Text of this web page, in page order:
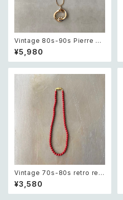
Vintage 80s-90s Pierre ca
rdin crystal bijou bicolor g
eometric necklace レトロ ヴ
ィンテージ アクセサリー ピエー
ー バイカラー ジオメトリック ネ
ックレス
¥5,980
Vintage 70s-80s retro red
beads necklace レトロ ヴィ
ンテージ アクセサリー レッド 赤
ビーズ ネックレス
¥3,580